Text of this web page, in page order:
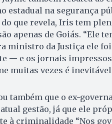
estadual na segurança
que revela, Iris tem
apenas de Goiás. “Ele
ministro da Justiça ele
— e os jornais
muitas vezes é
também que o ex-
gestão, já que ele
à criminalidade “Nos